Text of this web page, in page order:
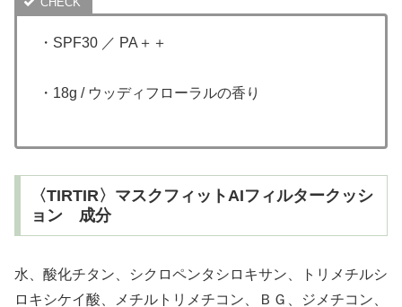
・SPF30 ／ PA＋＋
・18g / ウッディフローラルの香り
〈TIRTIR〉マスクフィットAIフィルタークッシ
ョン 成分
水、酸化チタン、シクロペンタシロキサン、トリメチルシ
ロキシケイ酸、メチルトリメチコン、ＢＧ、ジメチコン、